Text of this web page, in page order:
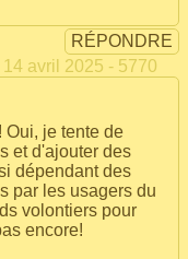
RÉPONDRE
14 avril 2025 - 5770
Oui, je tente de
et d'ajouter des
dépendant des
par les usagers du
volontiers pour
encore!